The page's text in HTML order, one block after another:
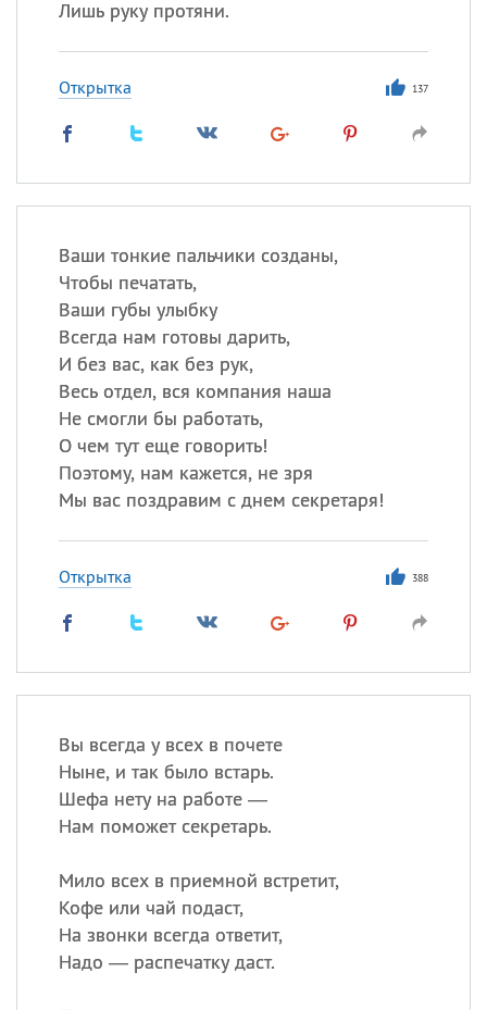
Лишь руку протяни.
Открытка 137
Ваши тонкие пальчики созданы,
Чтобы печатать,
Ваши губы улыбку
Всегда нам готовы дарить,
И без вас, как без рук,
Весь отдел, вся компания наша
Не смогли бы работать,
О чем тут еще говорить!
Поэтому, нам кажется, не зря
Мы вас поздравим с днем секретаря!
Открытка 388
Вы всегда у всех в почете
Ныне, и так было встарь.
Шефа нету на работе —
Нам поможет секретарь.
Мило всех в приемной встретит,
Кофе или чай подаст,
На звонки всегда ответит,
Надо — распечатку даст.